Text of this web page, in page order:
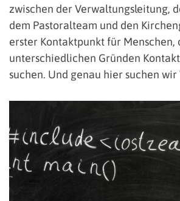
zwischen der Verwaltungsleitung,
dem Pastoralteam und den
erster Kontaktpunkt für Menschen,
unterschiedlichen Gründen
suchen. Und genau hier suchen